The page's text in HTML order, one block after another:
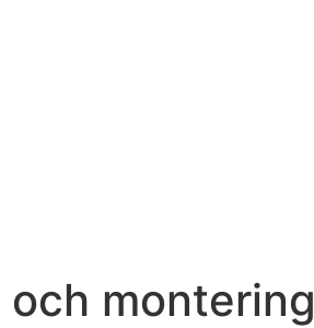
montering